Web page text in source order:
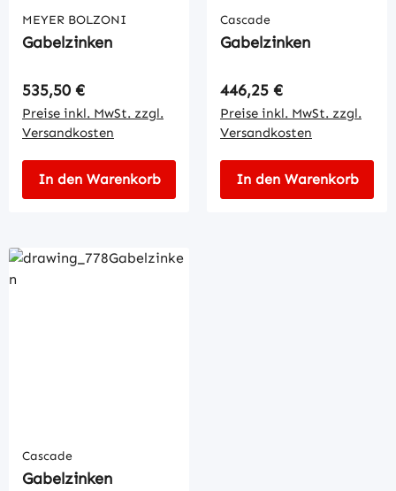
MEYER BOLZONI
Gabelzinken
Regulärer Preis:
535,50 €
Preise inkl. MwSt. zzgl.
Versandkosten
In den Warenkorb
Cascade
Gabelzinken
Regulärer Preis:
446,25 €
Preise inkl. MwSt. zzgl.
Versandkosten
In den Warenkorb
Cascade
Gabelzinken